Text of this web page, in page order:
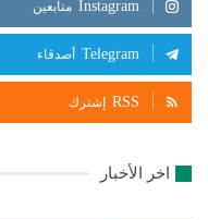
Instagram متابعين
Telegram أصدقاء
RSS إشترك
اخر الأخبار